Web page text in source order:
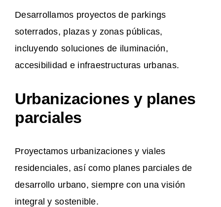
Desarrollamos proyectos de parkings
soterrados, plazas y zonas públicas,
incluyendo soluciones de iluminación,
accesibilidad e infraestructuras urbanas.
Urbanizaciones y planes
parciales
Proyectamos urbanizaciones y viales
residenciales, así como planes parciales de
desarrollo urbano, siempre con una visión
integral y sostenible.